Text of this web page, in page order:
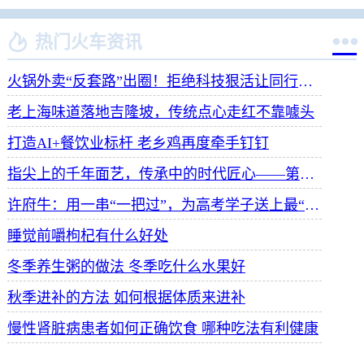
 热门火车资讯 
火锅外卖“反套路”出圈！拒绝科技狠活让同行颤抖
老上海味道落地吉隆坡，传统点心走红不靠噱头
打造AI+餐饮业标杆 老乡鸡再度牵手钉钉
指尖上的千年面艺，传承中的时代匠心——第八届“安琪酵母杯”中华发酵面食大赛武汉赛区开赛
许府牛：用一串“一把过”，为高考学子送上最“牛”祝福
睡觉前嚼枸杞有什么好处
冬季养生粥的做法 冬季吃什么水果好
秋季进补的方法 如何根据体质来进补
慢性肾脏病患者如何正确饮食 哪种吃法有利健康